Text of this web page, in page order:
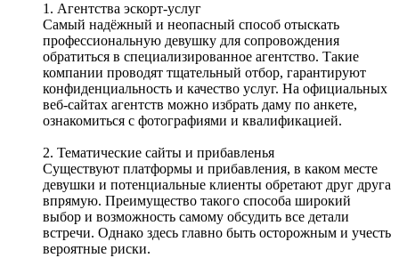
1. Агентства эскорт-услуг
Самый надёжный и неопасный способ отыскать
профессиональную девушку для сопровождения
обратиться в специализированное агентство. Такие
компании проводят тщательный отбор, гарантируют
конфиденциальность и качество услуг. На официальных
веб-сайтах агентств можно избрать даму по анкете,
ознакомиться с фотографиями и квалификацией.
2. Тематические сайты и прибавленья
Существуют платформы и прибавления, в каком месте
девушки и потенциальные клиенты обретают друг друга
впрямую. Преимущество такого способа широкий
выбор и возможность самому обсудить все детали
встречи. Однако здесь главно быть осторожным и учесть
вероятные риски.